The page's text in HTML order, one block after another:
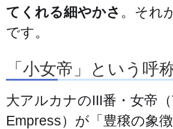
てくれる細やかさ 。それ
です。
「小女帝」という呼
大アルカナのIII番・女帝
Empress）が「豊穣の象